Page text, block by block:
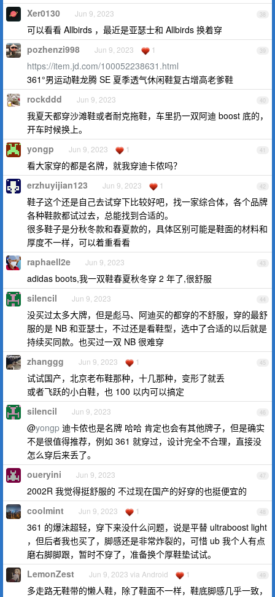
38
Xer0130 Jun 9, 2023
可以看看 Allbirds ，最近是亚瑟士和 Allbirds 换着穿
39
pozhenzi998 Jun 9, 2023 1
https://item.jd.com/100052238631.html
361°男运动鞋龙腾 SE 夏季透气休闲鞋复古增高老爹鞋
40
rockddd Jun 9, 2023
我夏天都穿沙滩鞋或者耐克拖鞋，车里扔一双阿迪 boost 底的，
开车时候换上。
41
yongp Jun 9, 2023 1
看大家穿的都是名牌，就我穿迪卡侬吗？
42
erzhuyijian123 Jun 9, 2023 1
鞋子这个还是自己去试穿下比较好吧，找一家综合体，各个品牌
各种鞋款都试过去，总能找到合适的。
很多鞋子是分秋冬款和春夏款的，具体区别可能是鞋面的材料和
厚度不一样，可以着重看看
43
raphaell2e Jun 9, 2023
adidas boots,我一双鞋春夏秋冬穿 2 年了,很舒服
44
silencil Jun 9, 2023
没买过太多大牌，但是彪马、阿迪买的都穿的不舒服，穿的最舒
服的是 NB 和亚瑟士，不过还是看鞋型，选中了合适的以后就是
持续买同款。也买过一双 NB 很难穿
45
zhanggg Jun 9, 2023 1
试试国产，北京老布鞋那种，十几那种，变形了就丢
或者飞跃的小白鞋，也 100 以内可以搞定
46
silencil Jun 9, 2023
@yongp 迪卡侬也是名牌 哈哈 肯定也会有其他牌子，但是确实
不是很值得推荐，例如 361 就穿过，设计完全不合理，直接没
怎么穿后来丢了。
47
oueryini Jun 9, 2023
2002R 我觉得挺舒服的 不过现在国产的好穿的也挺便宜的
48
coolmint Jun 9, 2023 1
361 的爆沫超轻，穿下来没什么问题，说是平替 ultraboost light
，但后者我也买了，脚感还是非常炸裂的，可惜 ub 我个人有点
磨右脚脚跟，暂时不穿了，准备换个厚鞋垫试试。
49
LemonZest Jun 9, 2023 via Android 1
多走路无鞋带的懒人鞋，除了鞋面不一样，鞋底脚感几乎一致，